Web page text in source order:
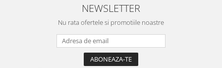
NEWSLETTER
Nu rata ofertele si promotiile noastre